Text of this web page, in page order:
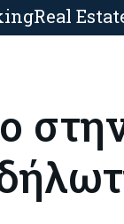
Real